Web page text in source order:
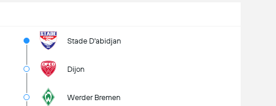
Stade D'abidjan
Dijon
Werder Bremen